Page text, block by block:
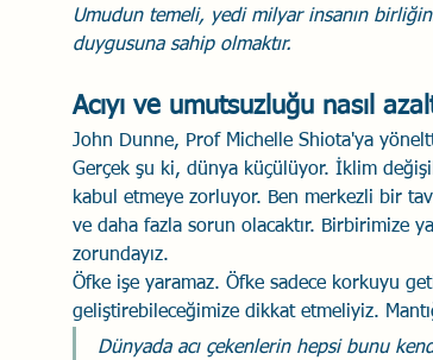
Umudun temeli, yedi milyar insanın
duygusuna sahip olmaktır.
Acıyı ve umutsuzluğu nasıl
John Dunne, Prof Michelle Shiota'ya
Gerçek şu ki, dünya küçülüyor. İklim
kabul etmeye zorluyor. Ben merkezli bir
ve daha fazla sorun olacaktır. Birbirimize
zorundayız.
Öfke işe yaramaz. Öfke sadece korkuyu
geliştirebileceğimize dikkat etmeliyiz.
Dünyada acı çekenlerin hepsi bunu